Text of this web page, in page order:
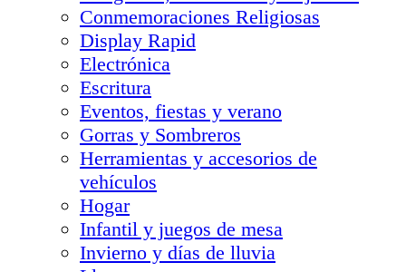
Conmemoraciones Religiosas
Display Rapid
Electrónica
Escritura
Eventos, fiestas y verano
Gorras y Sombreros
Herramientas y accesorios de
vehículos
Hogar
Infantil y juegos de mesa
Invierno y días de lluvia